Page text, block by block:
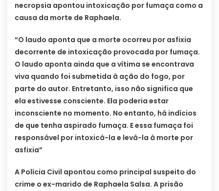
necropsia apontou intoxicação por fumaça como a
causa da morte de Raphaela.
“O laudo aponta que a morte ocorreu por asfixia
decorrente de intoxicação provocada por fumaça.
O laudo aponta ainda que a vítima se encontrava
viva quando foi submetida à ação do fogo, por
parte do autor. Entretanto, isso não significa que
ela estivesse consciente. Ela poderia estar
inconsciente no momento. No entanto, há indícios
de que tenha aspirado fumaça. E essa fumaça foi
responsável por intoxicá-la e levá-la à morte por
asfixia”
A Polícia Civil apontou como principal suspeito do
crime o ex-marido de Raphaela Salsa. A prisão